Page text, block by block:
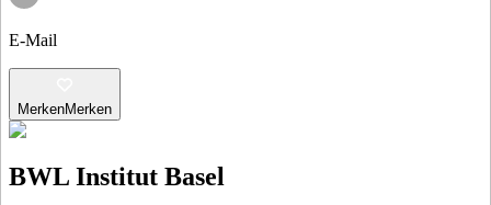
E-Mail
MerkenMerken
BWL Institut Basel